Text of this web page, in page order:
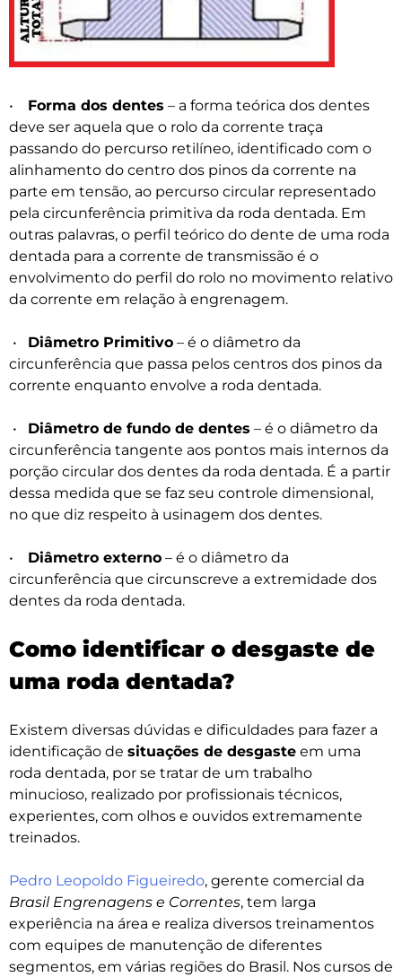
• Forma dos dentes – a forma teórica dos dentes
deve ser aquela que o rolo da corrente traça
passando do percurso retilíneo, identificado com o
alinhamento do centro dos pinos da corrente na
parte em tensão, ao percurso circular representado
pela circunferência primitiva da roda dentada. Em
outras palavras, o perfil teórico do dente de uma roda
dentada para a corrente de transmissão é o
envolvimento do perfil do rolo no movimento relativo
da corrente em relação à engrenagem.
• Diâmetro Primitivo – é o diâmetro da
circunferência que passa pelos centros dos pinos da
corrente enquanto envolve a roda dentada.
• Diâmetro de fundo de dentes – é o diâmetro da
circunferência tangente aos pontos mais internos da
porção circular dos dentes da roda dentada. É a partir
dessa medida que se faz seu controle dimensional,
no que diz respeito à usinagem dos dentes.
• Diâmetro externo – é o diâmetro da
circunferência que circunscreve a extremidade dos
dentes da roda dentada.
Como identificar o desgaste de
uma roda dentada?
Existem diversas dúvidas e dificuldades para fazer a
identificação de situações de desgaste em uma
roda dentada, por se tratar de um trabalho
minucioso, realizado por profissionais técnicos,
experientes, com olhos e ouvidos extremamente
treinados.
Pedro Leopoldo Figueiredo, gerente comercial da
Brasil Engrenagens e Correntes, tem larga
experiência na área e realiza diversos treinamentos
com equipes de manutenção de diferentes
segmentos, em várias regiões do Brasil. Nos cursos de